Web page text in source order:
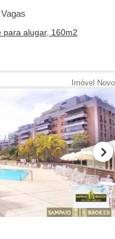
Vagas
alugar, 160m2
Imóvel Novo